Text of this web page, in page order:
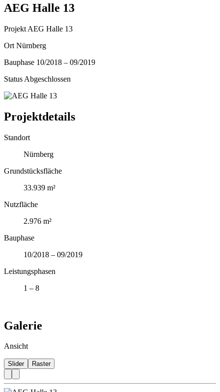
AEG Halle 13
Projekt AEG Halle 13
Ort Nürnberg
Bauphase 10/2018 – 09/2019
Status Abgeschlossen
Projektdetails
Standort
Nürnberg
Grundstücksfläche
33.939 m²
Nutzfläche
2.976 m²
Bauphase
10/2018 – 09/2019
Leistungsphasen
1 – 8
Galerie
Ansicht
Slider Raster